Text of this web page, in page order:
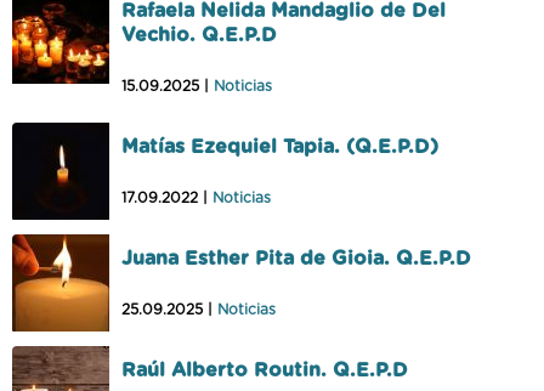
Rafaela Nelida Mandaglio de Del
Vechio. Q.E.P.D
15.09.2025 | Noticias
Matías Ezequiel Tapia. (Q.E.P.D)
17.09.2022 | Noticias
Juana Esther Pita de Gioia. Q.E.P.D
25.09.2025 | Noticias
Raúl Alberto Routin. Q.E.P.D